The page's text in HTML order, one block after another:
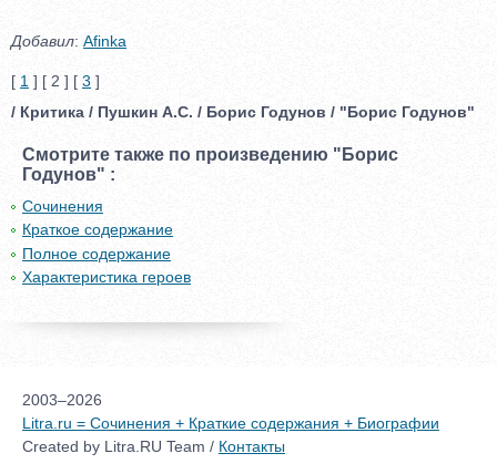
Добавил: Afinka
[ 1 ] [ 2 ] [ 3 ]
/ Критика / Пушкин А.С. / Борис Годунов / "Борис Годунов"
Смотрите также по произведению "Борис
Годунов" :
Сочинения
Краткое содержание
Полное содержание
Характеристика героев
2003–2026
Litra.ru = Сочинения + Краткие содержания + Биографии
Created by Litra.RU Team / Контакты